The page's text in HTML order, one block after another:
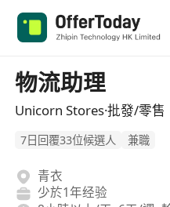
物流助理
Unicorn Stores·批發/零售
7日回覆33位候選人 兼職
青衣
少於1年经验